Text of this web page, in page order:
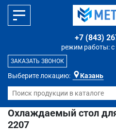
Выберите локацию: Казань
режим работы: с
+7 (843)
ЗАКАЗАТЬ ЗВОНОК
Охлаждаемый стол
2207